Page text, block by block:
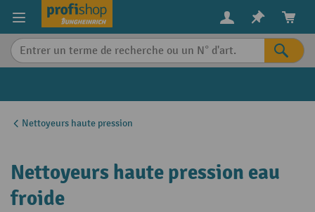
content
Nettoyeurs haute pression
Nettoyeurs haute pression eau
froide